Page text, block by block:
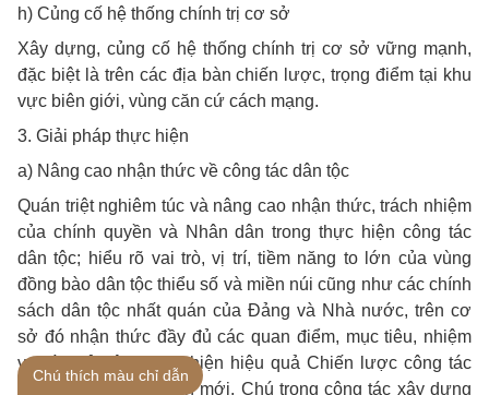
h) Củng cố hệ thống chính trị cơ sở
Xây dựng, củng cố hệ thống chính trị cơ sở vững mạnh,
đặc biệt là trên các địa bàn chiến lược, trọng điểm tại khu
vực biên giới, vùng căn cứ cách mạng.
3. Giải pháp thực hiện
a) Nâng cao nhận thức về công tác dân tộc
Quán triệt nghiêm túc và nâng cao nhận thức, trách nhiệm
của chính quyền và Nhân dân trong thực hiện công tác
dân tộc; hiểu rõ vai trò, vị trí, tiềm năng to lớn của vùng
đồng bào dân tộc thiểu số và miền núi cũng như các chính
sách dân tộc nhất quán của Đảng và Nhà nước, trên cơ
sở đó nhận thức đầy đủ các quan điểm, mục tiêu, nhiệm
vụ và chủ động thực hiện hiệu quả Chiến lược công tác
dân tộc trong tình hình mới. Chú trọng công tác xây dựng
Chú thích màu chỉ dẫn